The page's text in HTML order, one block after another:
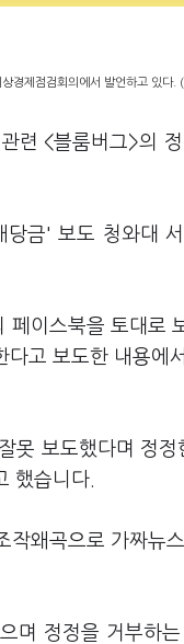
경제점검회의에서 발언하고 있다.
련 <블룸버그>의
당금' 보도 청와대
이스북을 토대로
고 보도한 내용에
못 보도했다며 정
했습니다.
왜곡으로 가짜뉴
며 정정을 거부하